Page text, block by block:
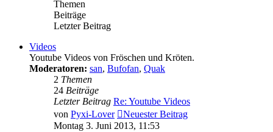
Themen
Beiträge
Letzter Beitrag
Videos
Youtube Videos von Fröschen und Kröten.
Moderatoren: san, Bufofan, Quak
2 Themen
24 Beiträge
Letzter Beitrag Re: Youtube Videos
von Pyxi-Lover
Neuester Beitrag
Montag 3. Juni 2013, 11:53